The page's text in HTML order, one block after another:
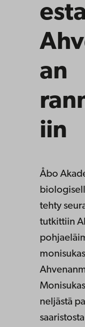
an
iin
Åbo
tehty
tutkittiin
neljästä